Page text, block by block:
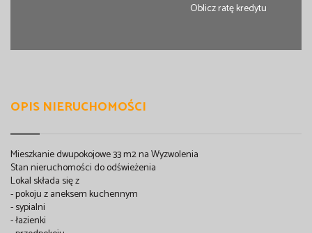
Oblicz ratę kredytu
OPIS NIERUCHOMOŚCI
Mieszkanie dwupokojowe 33 m2 na Wyzwolenia
Stan nieruchomości do odświeżenia
Lokal składa się z
- pokoju z aneksem kuchennym
- sypialni
- łazienki